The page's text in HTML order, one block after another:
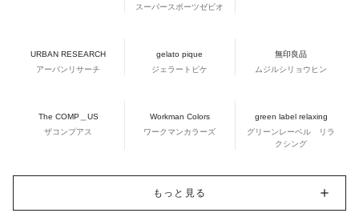
スーパースポーツゼビオ
URBAN RESEARCH
アーバンリサーチ
gelato pique
ジェラートピケ
無印良品
ムジルシリョウヒン
The COMP＿US
ザコンプアス
Workman Colors
ワークマンカラーズ
green label relaxing
グリーンレーベル リラ
クシング
もっと見る